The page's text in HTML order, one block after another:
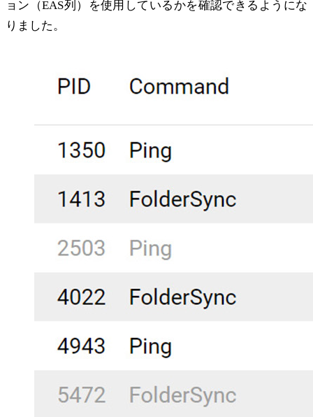
ョン（EAS列）を使用しているかを確認できるようにな
りました。